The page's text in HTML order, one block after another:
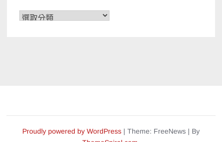
新
Proudly powered by WordPress | Theme: FreeNews | By